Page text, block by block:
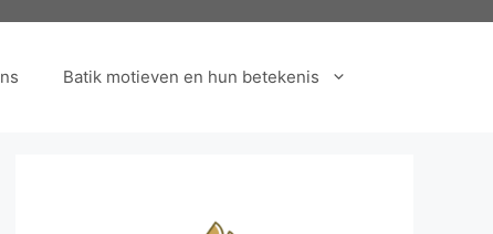
Batik motieven en hun betekenis